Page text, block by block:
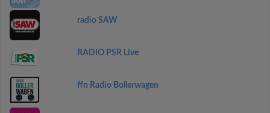
radio SAW
RADIO PSR Live
ffn Radio Bollerwagen